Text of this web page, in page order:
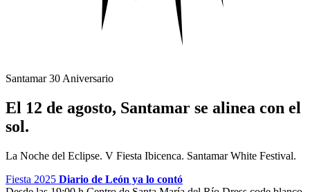
Santamar 30 Aniversario
El 12 de agosto, Santamar se alinea con el
sol.
La Noche del Eclipse. V Fiesta Ibicenca. Santamar White Festival.
Fiesta 2025 Diario de León ya lo contó